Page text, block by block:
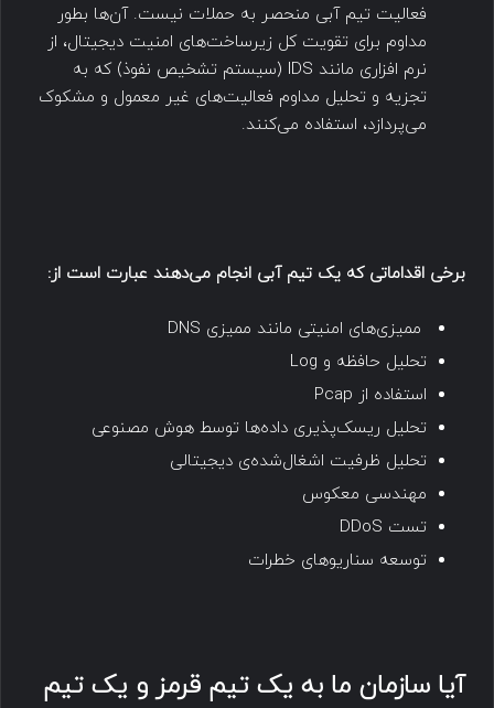
فعالیت تیم آبی منحصر به حملات نیست. آن‌ها بطور
مداوم برای تقویت کل زیرساخت‌های امنیت دیجیتال، از
نرم افزاری مانند IDS (سیستم تشخیص نفوذ) که به
تجزیه و تحلیل مداوم فعالیت‌های غیر معمول و مشکوک
می‌پردازد، استفاده می‌کنند.
برخی اقداماتی که یک تیم آبی انجام می‌دهند عبارت است از:
ممیزی‌های امنیتی مانند ممیزی DNS
تحلیل حافظه و Log
استفاده از Pcap
تحلیل ریسک‌پذیری داده‌ها توسط هوش مصنوعی
تحلیل ظرفیت اشغال‌شده‌ی دیجیتالی
مهندسی معکوس
تست DDoS
توسعه سناریوهای خطرات
آیا سازمان ما به یک تیم قرمز و یک تیم